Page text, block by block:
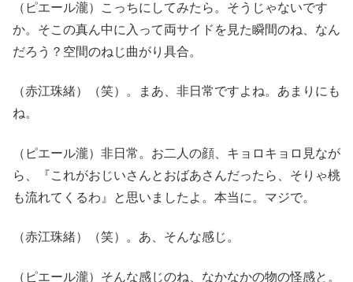
（ピエール瀧）こっちにしてみたら。そうじゃないです
か。そこの真ん中に入って両サイドを見た瞬間のね、なん
だろう？空間のねじ曲がり具合。
（赤江珠緒）（笑）。まあ、非日常ですよね。あまりにも
ね。
（ピエール瀧）非日常。お二人の顔、キョロキョロ見なが
ら、『これがおじいさんとおばあさんだったら、そりゃ桃
も流れてくるわ』と思いましたよ。本当に。マジで。
（赤江珠緒）（笑）。あ、そんな感じ。
（ピエール瀧）そんな感じのね、なかなかの物の怪感と。